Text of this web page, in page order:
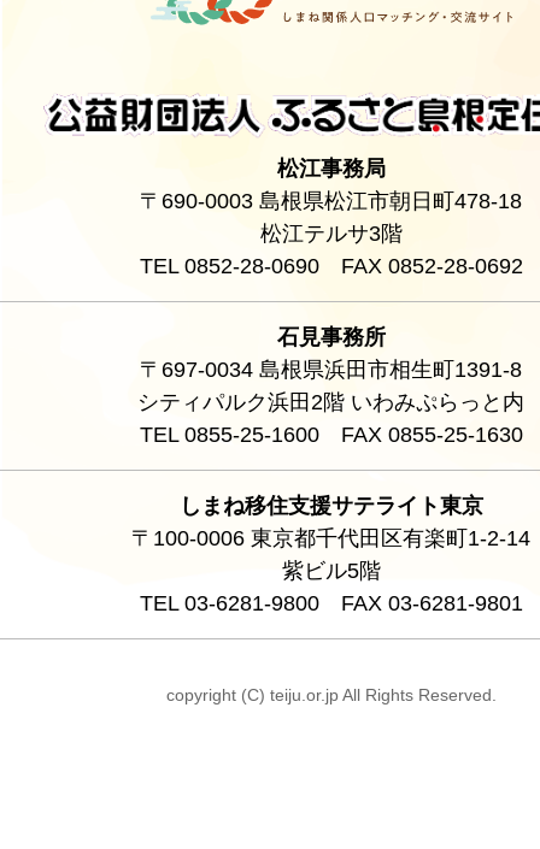
松江事務局
〒690-0003 島根県松江市朝日町478-18
松江テルサ3階
TEL 0852-28-0690 FAX 0852-28-0692
石見事務所
〒697-0034 島根県浜田市相生町1391-8
シティパルク浜田2階 いわみぷらっと内
TEL 0855-25-1600 FAX 0855-25-1630
しまね移住支援サテライト東京
〒100-0006 東京都千代田区有楽町1-2-14
紫ビル5階
TEL 03-6281-9800 FAX 03-6281-9801
copyright (C) teiju.or.jp All Rights Reserved.